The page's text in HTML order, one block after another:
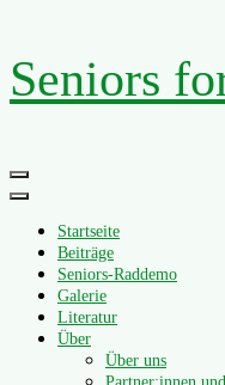
Zum
Inhalt
springen
Seniors
Primäres
Menü
Startseite
Beiträge
Seniors-Raddemo
Galerie
Literatur
Über
Über uns